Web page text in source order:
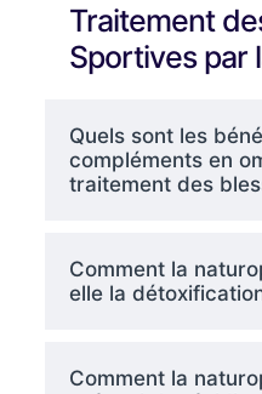
Traitement
Sportives par
Quels sont les
compléments en
traitement des
Comment la
elle la
Comment la